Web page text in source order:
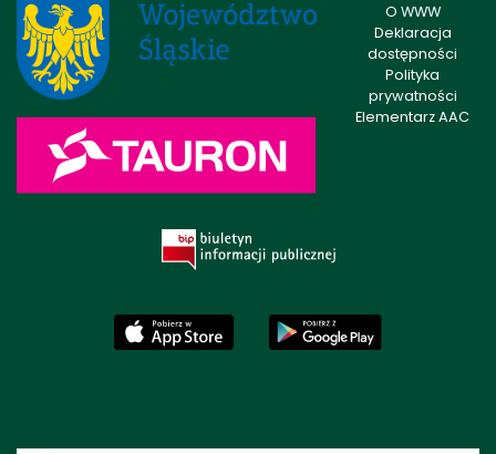
O WWW
Deklaracja
dostępności
Polityka
prywatności
Elementarz AAC